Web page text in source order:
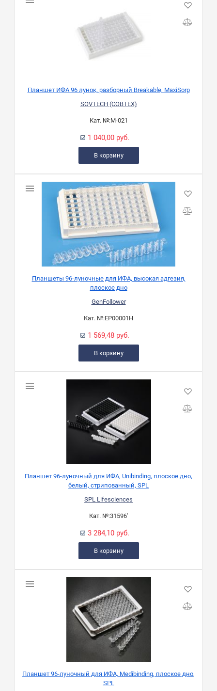
Планшет ИФА 96 лунок, разборный Breakable, MaxiSorp
SOVTECH (СОВТЕХ)
Кат. №:М-021
1 040,00 руб.
В корзину
Планшеты 96-луночные для ИФА, высокая адгезия,
плоское дно
GenFollower
Кат. №:EP00001H
1 569,48 руб.
В корзину
Планшет 96-луночный для ИФА, Unibinding, плоское дно,
белый, стрипованный, SPL
SPL Lifesciences
Кат. №:31596'
3 284,10 руб.
В корзину
Планшет 96-луночный для ИФА, Medibinding, плоское дно,
SPL